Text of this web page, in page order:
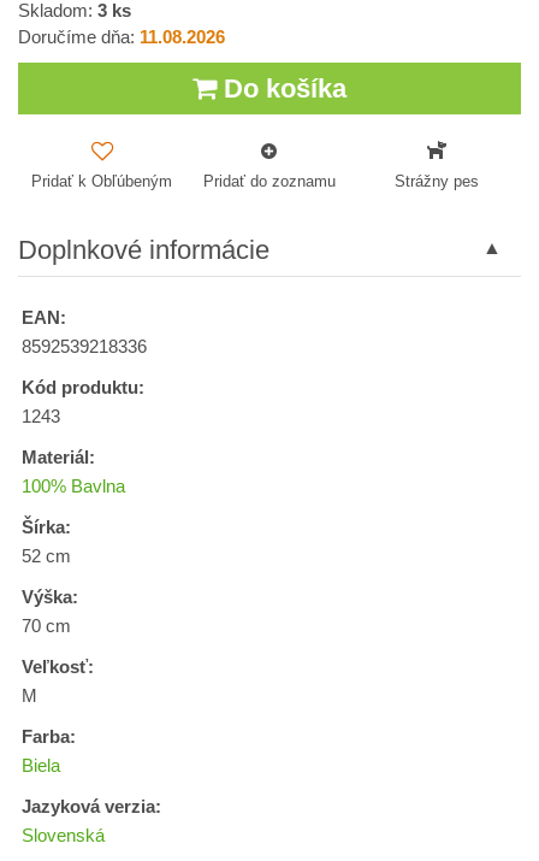
Skladom: 3 ks
Doručíme dňa: 11.08.2026
Do košíka
Pridať k Obľúbeným Pridať do zoznamu Strážny pes
Doplnkové informácie
EAN:
8592539218336
Kód produktu:
1243
Materiál:
100% Bavlna
Šírka:
52 cm
Výška:
70 cm
Veľkosť:
M
Farba:
Biela
Jazyková verzia:
Slovenská